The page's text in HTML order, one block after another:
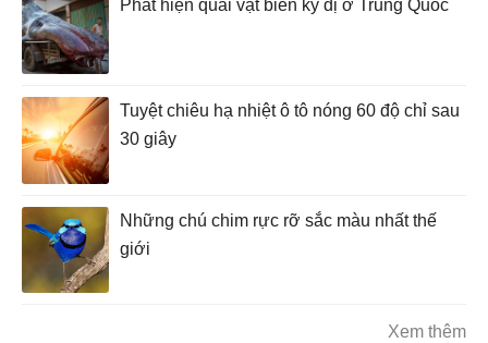
Phát hiện quái vật biển kỳ dị ở Trung Quốc
Tuyệt chiêu hạ nhiệt ô tô nóng 60 độ chỉ sau
30 giây
Những chú chim rực rỡ sắc màu nhất thế
giới
Xem thêm